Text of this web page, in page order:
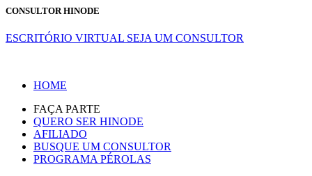
CONSULTOR HINODE
ESCRITÓRIO VIRTUAL SEJA UM CONSULTOR
HOME
FAÇA PARTE
QUERO SER HINODE
AFILIADO
BUSQUE UM CONSULTOR
PROGRAMA PÉROLAS